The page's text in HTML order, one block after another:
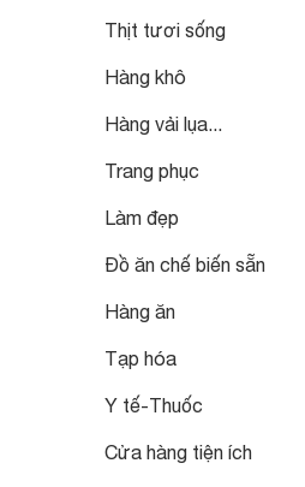
Thịt tươi sống
Hàng khô
Hàng vải lụa...
Trang phục
Làm đẹp
Đồ ăn chế biến sẵn
Hàng ăn
Tạp hóa
Y tế-Thuốc
Cửa hàng tiện ích